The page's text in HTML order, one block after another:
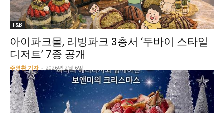
F&B
아이파크몰, 리빙파크 3층서 ‘두바이 스타일
디저트’ 7종 공개
주영환 기자 - 2026년 2월 6일